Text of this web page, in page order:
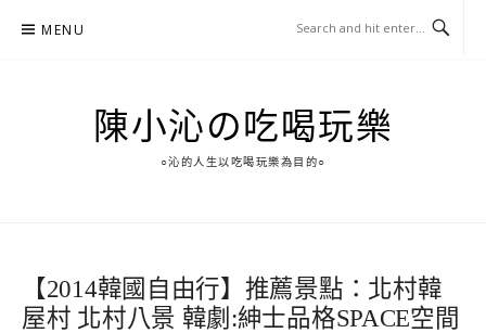
MENU
陳小沁の吃喝玩樂
○沁的人生以吃喝玩樂為目的○
【2014韓國自由行】推薦景點：北村韓
屋村 北村八景 韓劇:紳士品格SPACE空間